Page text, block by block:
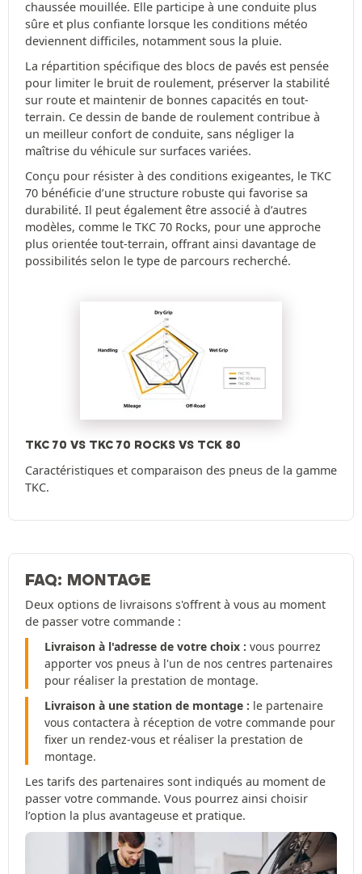
chaussée mouillée. Elle participe à une conduite plus
sûre et plus confiante lorsque les conditions météo
deviennent difficiles, notamment sous la pluie.
La répartition spécifique des blocs de pavés est pensée
pour limiter le bruit de roulement, préserver la stabilité
sur route et maintenir de bonnes capacités en tout-
terrain. Ce dessin de bande de roulement contribue à
un meilleur confort de conduite, sans négliger la
maîtrise du véhicule sur surfaces variées.
Conçu pour résister à des conditions exigeantes, le TKC
70 bénéficie d’une structure robuste qui favorise sa
durabilité. Il peut également être associé à d’autres
modèles, comme le TKC 70 Rocks, pour une approche
plus orientée tout-terrain, offrant ainsi davantage de
possibilités selon le type de parcours recherché.
TKC 70 VS TKC 70 ROCKS VS TCK 80
Caractéristiques et comparaison des pneus de la gamme
TKC.
FAQ: MONTAGE
Deux options de livraisons s'offrent à vous au moment
de passer votre commande :
Livraison à l'adresse de votre choix : vous pourrez
apporter vos pneus à l'un de nos centres partenaires
pour réaliser la prestation de montage.
Livraison à une station de montage : le partenaire
vous contactera à réception de votre commande pour
fixer un rendez-vous et réaliser la prestation de
montage.
Les tarifs des partenaires sont indiqués au moment de
passer votre commande. Vous pourrez ainsi choisir
l’option la plus avantageuse et pratique.